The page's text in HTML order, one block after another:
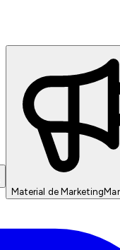
Material de Marketing